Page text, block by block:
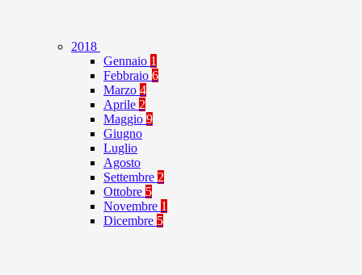
2018
Gennaio 1
Febbraio 6
Marzo 4
Aprile 2
Maggio 9
Giugno
Luglio
Agosto
Settembre 2
Ottobre 5
Novembre 1
Dicembre 5